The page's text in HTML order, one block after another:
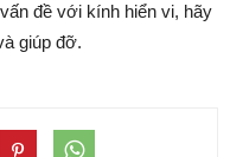
đề với kính hiển vi, hãy
giúp đỡ.